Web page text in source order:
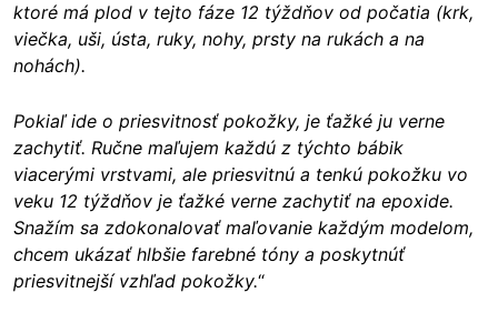
ktoré má plod v tejto fáze 12 týždňov od počatia (krk,
viečka, uši, ústa, ruky, nohy, prsty na rukách a na
nohách).
Pokiaľ ide o priesvitnosť pokožky, je ťažké ju verne
zachytiť. Ručne maľujem každú z týchto bábik
viacerými vrstvami, ale priesvitnú a tenkú pokožku vo
veku 12 týždňov je ťažké verne zachytiť na epoxide.
Snažím sa zdokonalovať maľovanie každým modelom,
chcem ukázať hlbšie farebné tóny a poskytnúť
priesvitnejší vzhľad pokožky.“